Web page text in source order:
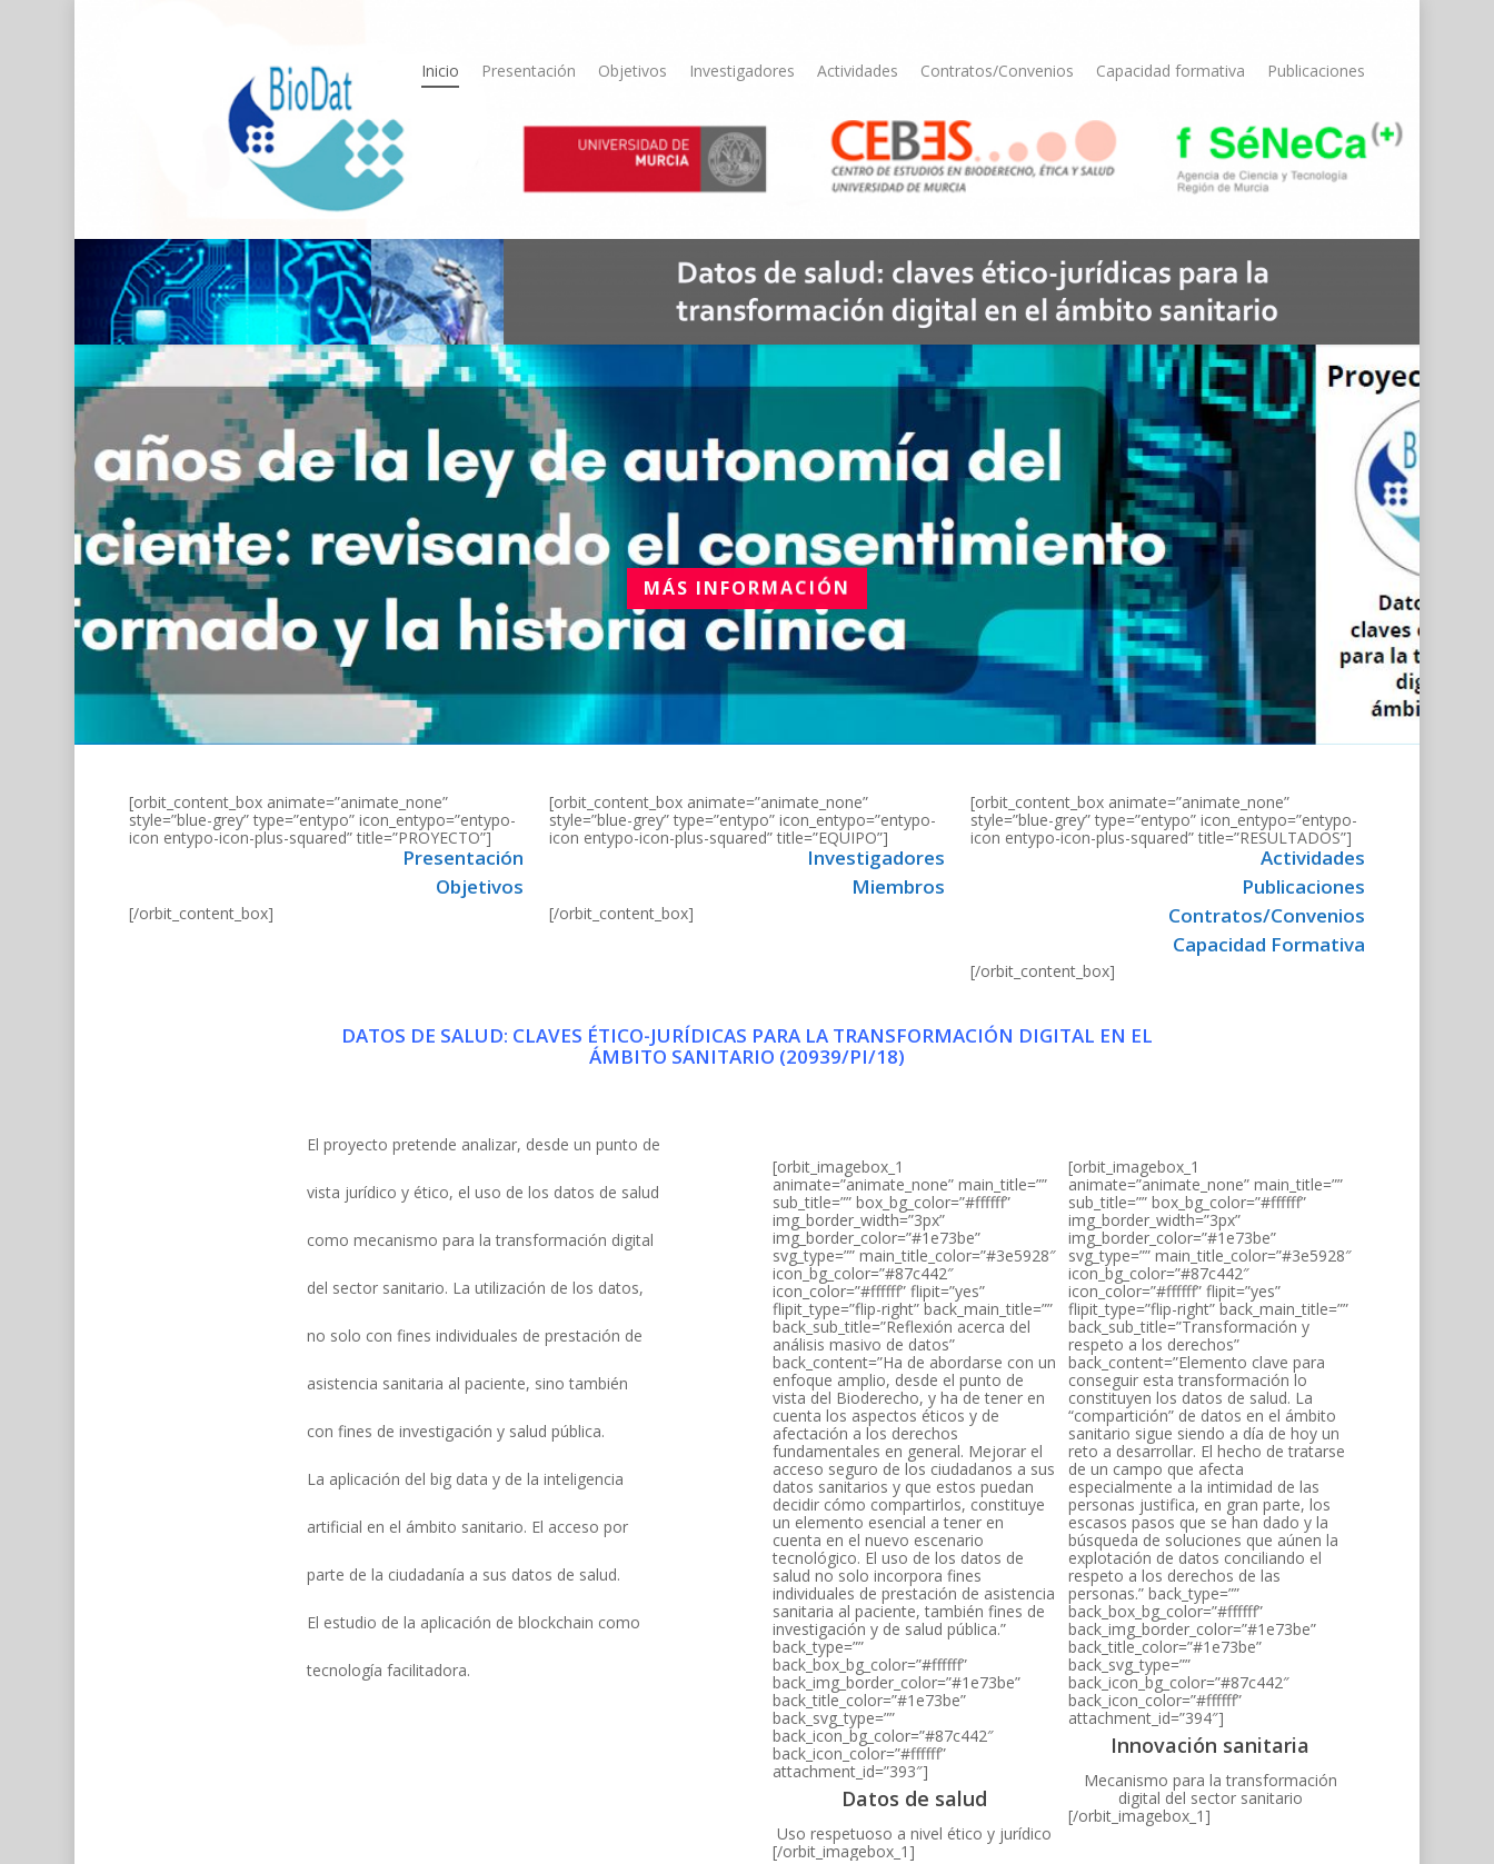
Inicio Presentación Objetivos Investigadores Actividades Contratos/Convenios Capacidad formativa Publicaciones
MÁS INFORMACIÓN
[orbit_content_box animate=”animate_none”
style=”blue-grey” type=”entypo” icon_entypo=”entypo-
icon entypo-icon-plus-squared” title=”PROYECTO”]
Presentación
Objetivos
[/orbit_content_box]
[orbit_content_box animate=”animate_none”
style=”blue-grey” type=”entypo” icon_entypo=”entypo-
icon entypo-icon-plus-squared” title=”EQUIPO”]
Investigadores
Miembros
[/orbit_content_box]
[orbit_content_box animate=”animate_none”
style=”blue-grey” type=”entypo” icon_entypo=”entypo-
icon entypo-icon-plus-squared” title=”RESULTADOS”]
Actividades
Publicaciones
Contratos/Convenios
Capacidad Formativa
[/orbit_content_box]
DATOS DE SALUD: CLAVES ÉTICO-JURÍDICAS PARA LA TRANSFORMACIÓN DIGITAL EN EL
ÁMBITO SANITARIO (20939/PI/18)
El proyecto pretende analizar, desde un punto de
vista jurídico y ético, el uso de los datos de salud
como mecanismo para la transformación digital
del sector sanitario. La utilización de los datos,
no solo con fines individuales de prestación de
asistencia sanitaria al paciente, sino también
con fines de investigación y salud pública.
La aplicación del big data y de la inteligencia
artificial en el ámbito sanitario. El acceso por
parte de la ciudadanía a sus datos de salud.
El estudio de la aplicación de blockchain como
tecnología facilitadora.
[orbit_imagebox_1
animate=”animate_none” main_title=””
sub_title=”” box_bg_color=”#ffffff”
img_border_width=”3px”
img_border_color=”#1e73be”
svg_type=”” main_title_color=”#3e5928″
icon_bg_color=”#87c442″
icon_color=”#ffffff” flipit=”yes”
flipit_type=”flip-right” back_main_title=””
back_sub_title=”Reflexión acerca del
análisis masivo de datos”
back_content=”Ha de abordarse con un
enfoque amplio, desde el punto de
vista del Bioderecho, y ha de tener en
cuenta los aspectos éticos y de
afectación a los derechos
fundamentales en general. Mejorar el
acceso seguro de los ciudadanos a sus
datos sanitarios y que estos puedan
decidir cómo compartirlos, constituye
un elemento esencial a tener en
cuenta en el nuevo escenario
tecnológico. El uso de los datos de
salud no solo incorpora fines
individuales de prestación de asistencia
sanitaria al paciente, también fines de
investigación y de salud pública.”
back_type=””
back_box_bg_color=”#ffffff”
back_img_border_color=”#1e73be”
back_title_color=”#1e73be”
back_svg_type=””
back_icon_bg_color=”#87c442″
back_icon_color=”#ffffff”
attachment_id=”393″]
Datos de salud
Uso respetuoso a nivel ético y jurídico
[/orbit_imagebox_1]
[orbit_imagebox_1
animate=”animate_none” main_title=””
sub_title=”” box_bg_color=”#ffffff”
img_border_width=”3px”
img_border_color=”#1e73be”
svg_type=”” main_title_color=”#3e5928″
icon_bg_color=”#87c442″
icon_color=”#ffffff” flipit=”yes”
flipit_type=”flip-right” back_main_title=””
back_sub_title=”Transformación y
respeto a los derechos”
back_content=”Elemento clave para
conseguir esta transformación lo
constituyen los datos de salud. La
“compartición” de datos en el ámbito
sanitario sigue siendo a día de hoy un
reto a desarrollar. El hecho de tratarse
de un campo que afecta
especialmente a la intimidad de las
personas justifica, en gran parte, los
escasos pasos que se han dado y la
búsqueda de soluciones que aúnen la
explotación de datos conciliando el
respeto a los derechos de las
personas.” back_type=””
back_box_bg_color=”#ffffff”
back_img_border_color=”#1e73be”
back_title_color=”#1e73be”
back_svg_type=””
back_icon_bg_color=”#87c442″
back_icon_color=”#ffffff”
attachment_id=”394″]
Innovación sanitaria
Mecanismo para la transformación
digital del sector sanitario
[/orbit_imagebox_1]